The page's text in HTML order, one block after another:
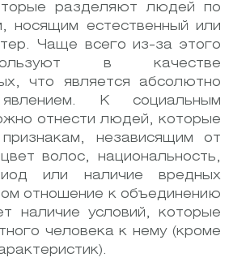
разделяют людей по
носящим естественный или
Чаще всего из-за этого
в качестве
что является абсолютно
явлением. К социальным
отнести людей, которые
независящим от
волос, национальность,
или наличие вредных
отношение к объединению
наличие условий, которые
человека к нему (кроме